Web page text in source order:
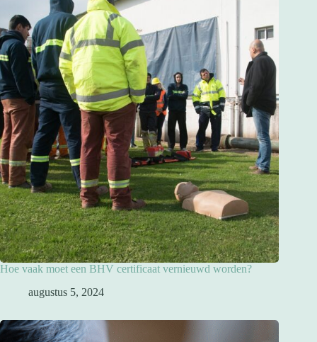
Hoe vaak moet een BHV certificaat vernieuwd worden?
augustus 5, 2024